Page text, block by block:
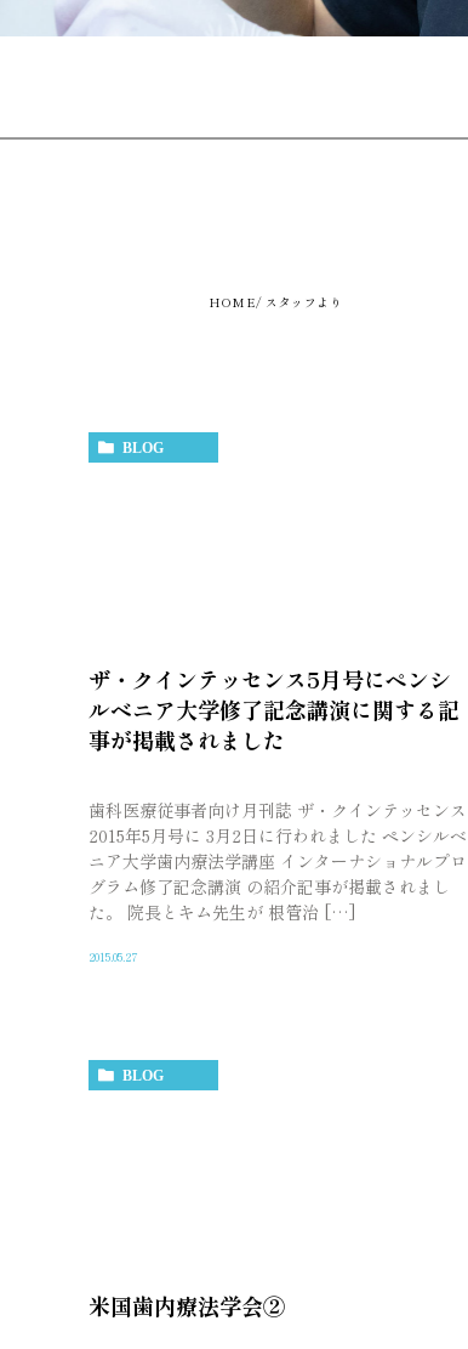
HOME スタッフより
BLOG
ザ・クインテッセンス5月号にペンシ
ルベニア大学修了記念講演に関する記
事が掲載されました
歯科医療従事者向け月刊誌 ザ・クインテッセンス
2015年5月号に 3月2日に行われました ペンシルベ
ニア大学歯内療法学講座 インターナショナルプロ
グラム修了記念講演 の紹介記事が掲載されまし
た。 院長とキム先生が 根管治 […]
2015.05.27
BLOG
米国歯内療法学会②